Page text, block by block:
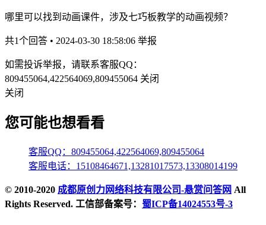
哪里可以找到动画课件，涉及七巧板教学的动画视频？
共1个回答 • 2024-03-30 18:58:06 举报
如需投诉举报，请联系客服QQ：
809455064,422564069,809455064 关闭
关闭
您可能也想看看
客服QQ：809455064,422564069,809455064
客服电话：15108464671,13281017573,13308014199
© 2010-2020 成都原创力网络科技有限公司-悬赏问答网 All
Rights Reserved. 工信部备案号： 蜀ICP备14024553号-3